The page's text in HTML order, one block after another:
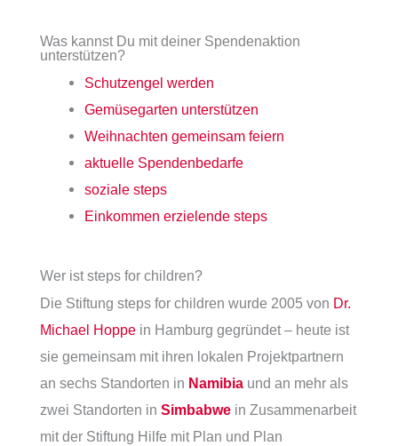
Was kannst Du mit deiner Spendenaktion
unterstützen?
Schutzengel werden
Gemüsegarten unterstützen
Weihnachten gemeinsam feiern
aktuelle Spendenbedarfe
soziale steps
Einkommen erzielende steps
Wer ist steps for children?
Die Stiftung steps for children wurde 2005 von Dr.
Michael Hoppe in Hamburg gegründet – heute ist
sie gemeinsam mit ihren lokalen Projektpartnern
an sechs Standorten in Namibia und an mehr als
zwei Standorten inSimbabwe in Zusammenarbeit
mit der Stiftung Hilfe mit Plan und Plan